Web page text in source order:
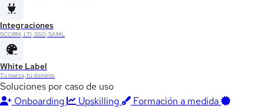
Integraciones
SCORM, LTI, SSO, SAML
White Label
Tu marca, tu dominio
Soluciones por caso de uso
Onboarding
Upskilling
Formación a medida